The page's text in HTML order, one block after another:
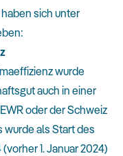
sich unter
wurde
auch in einer
oder der Schweiz
wurde als Start des
1. Januar 2024)